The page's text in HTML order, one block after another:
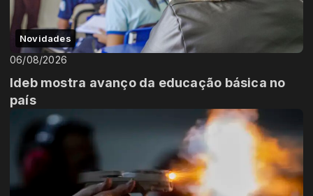
Novidades
06/08/2026
Ideb mostra avanço da educação básica no
país